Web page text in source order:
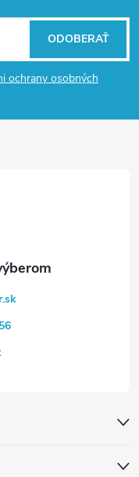
ochrany osobných
ODOBERAŤ